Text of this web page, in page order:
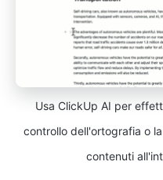
Usa ClickUp AI per
controllo dell'ortografia o
contenuti